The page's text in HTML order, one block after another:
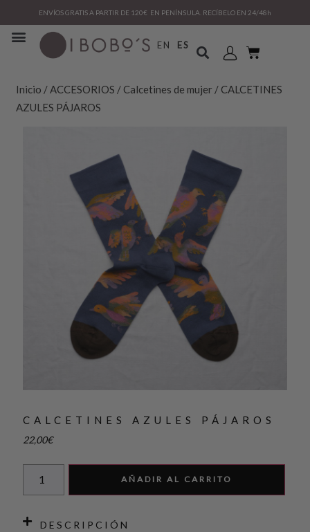
ENVÍOS GRATIS A PARTIR DE 120€ EN PENÍNSULA. RECÍBELO EN 24/48h
EN ES
Inicio /ACCESORIOS / Calcetines de mujer / CALCETINES
AZULES PÁJAROS
CALCETINES AZULES PÁJAROS
22,00€
AÑADIR AL CARRITO
DESCRIPCIÓN